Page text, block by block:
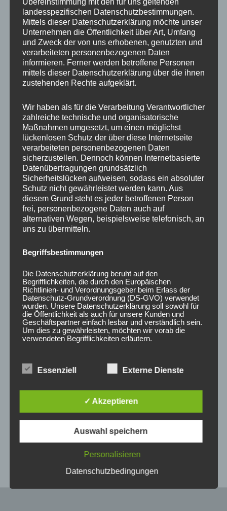
PCD 114.3 mm
Traglast 815
Ähnliche Produkte
CONCAVER CVR1
19×8,5 ET35 5×120
Platinum Black
450,00€ *
Bewertet
mit
CONCAVER CVR1
19×8 ET40 5×112
Brushed Titanium
5
19×8,5 ET45 5×112
450,00€ *
19×8,5 ET45 5×108
Carbon Graphite
450,00€ *
Bewertet
von
5
Übereinstimmung mit den für uns geltenden
landesspezifischen Datenschutzbestimmungen.
Mittels dieser Datenschutzerklärung möchte unser
Unternehmen die Öffentlichkeit über Art, Umfang
und Zweck der von uns erhobenen, genutzten und
verarbeiteten personenbezogenen Daten
informieren. Ferner werden betroffene Personen
mittels dieser Datenschutzerklärung über die ihnen
zustehenden Rechte aufgeklärt.
Wir haben als für die Verarbeitung Verantwortlicher
zahlreiche technische und organisatorische
Maßnahmen umgesetzt, um einen möglichst
lückenlosen Schutz der über diese Internetseite
verarbeiteten personenbezogenen Daten
sicherzustellen. Dennoch können Internetbasierte
Datenübertragungen grundsätzlich
Sicherheitslücken aufweisen, sodass ein absoluter
Schutz nicht gewährleistet werden kann. Aus
diesem Grund steht es jeder betroffenen Person
frei, personenbezogene Daten auch auf
alternativen Wegen, beispielsweise telefonisch, an
uns zu übermitteln.
Begriffsbestimmungen
Die Datenschutzerklärung beruht auf den
Begrifflichkeiten, die durch den Europäischen
Richtlinien- und Verordnungsgeber beim Erlass der
Datenschutz-Grundverordnung (DS-GVO) verwendet
wurden. Unsere Datenschutzerklärung soll sowohl für
die Öffentlichkeit als auch für unsere Kunden und
Geschäftspartner einfach lesbar und verständlich sein.
Um dies zu gewährleisten, möchten wir vorab die
verwendeten Begrifflichkeiten erläutern.
Wir verwenden in dieser Datenschutzerklärung
unter anderem die folgenden Begriffe:
Personenbezogene Daten sind alle
identifizierbare natürliche Person (im Folgenden
wird eine natürliche Person angesehen, die
Essenziell Externe Dienste
✓ Akzeptieren
Auswahl speichern
Personalisieren
Datenschutzbedingungen